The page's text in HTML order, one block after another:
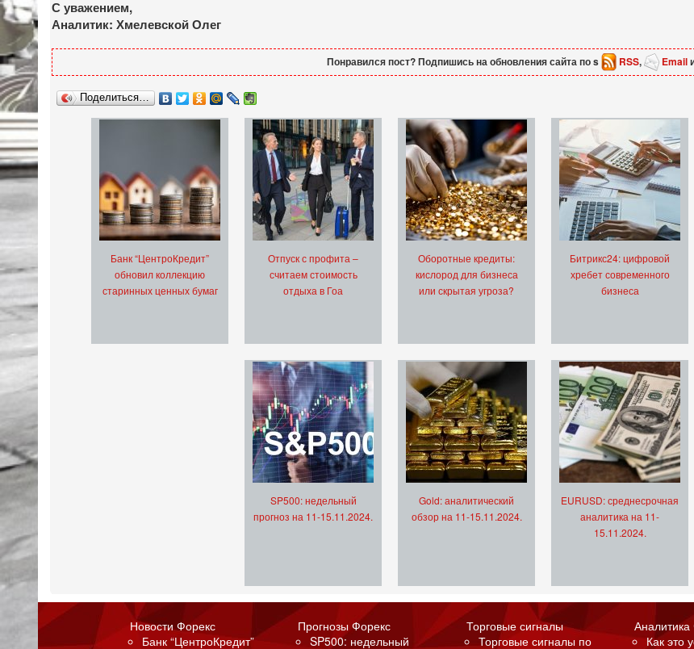
С уважением,
Аналитик: Хмелевской Олег
Понравился пост? Подпишись на обновления сайта по s RSS, Email
Поделиться…
Банк “ЦентроКредит”
обновил коллекцию
старинных ценных бумаг
Отпуск с профита –
считаем стоимость
отдыха в Гоа
Оборотные кредиты:
кислород для бизнеса
или скрытая угроза?
Битрикс24: цифровой
хребет современного
бизнеса
SP500: недельный
прогноз на 11-15.11.2024.
Gold: аналитический
обзор на 11-15.11.2024.
EURUSD: среднесрочная
аналитика на 11-
15.11.2024.
Новости Форекс
Банк “ЦентроКредит”
Прогнозы Форекс
SP500: недельный
Торговые сигналы
Торговые сигналы по
Как это